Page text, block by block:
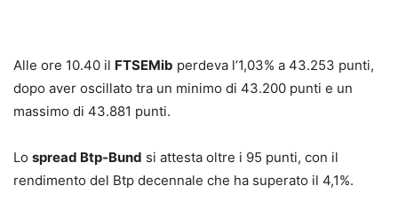
Alle ore 10.40 il FTSEMib perdeva l’1,03% a 43.253 punti,
dopo aver oscillato tra un minimo di 43.200 punti e un
massimo di 43.881 punti.
Lo spread Btp-Bund si attesta oltre i 95 punti, con il
rendimento del Btp decennale che ha superato il 4,1%.